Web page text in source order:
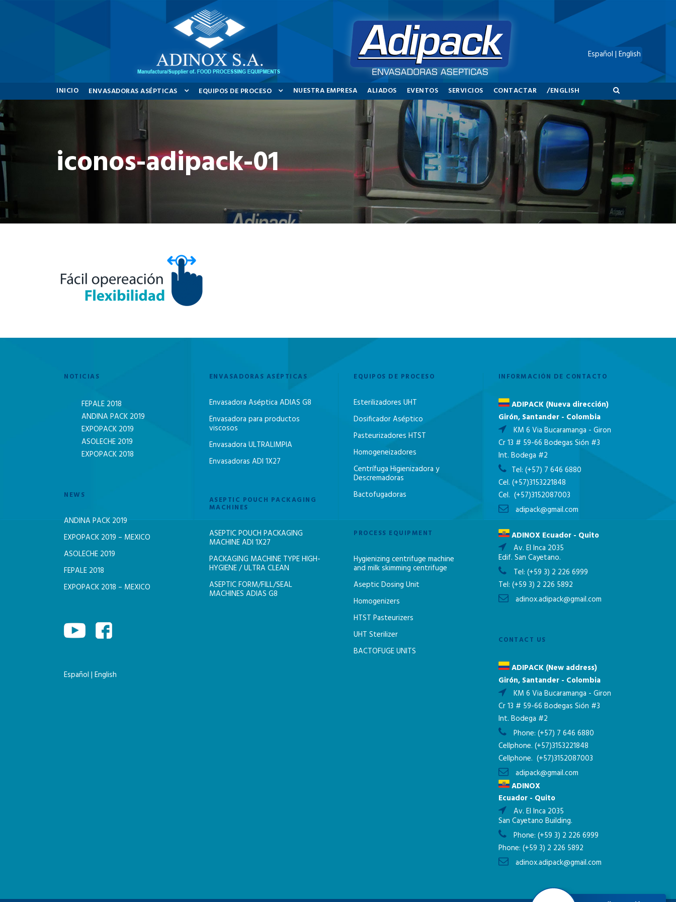
INICIO ENVASADORAS ASÉPTICAS EQUIPOS DE PROCESO NUESTRA EMPRESA ALIADOS EVENTOS SERVICIOS CONTACTAR /ENGLISH
iconos-adipack-01
NOTICIAS
FEPALE 2018
ANDINA PACK 2019
EXPOPACK 2019
ASOLECHE 2019
EXPOPACK 2018
NEWS
ANDINA PACK 2019
EXPOPACK 2019 – MEXICO
ASOLECHE 2019
FEPALE 2018
EXPOPACK 2018 – MEXICO
Español | English
Español | English
ENVASADORAS ASÉPTICAS
Envasadora Aséptica ADIAS G8
Envasadora para productos
viscosos
Envasadora ULTRALIMPIA
Envasadoras ADI 1X27
ASEPTIC POUCH PACKAGING
MACHINES
ASEPTIC POUCH PACKAGING
MACHINE ADI 1X27
PACKAGING MACHINE TYPE HIGH-
HYGIENE / ULTRA CLEAN
ASEPTIC FORM/FILL/SEAL
MACHINES ADIAS G8
EQUIPOS DE PROCESO
Esterilizadores UHT
Dosificador Aséptico
Pasteurizadores HTST
Homogeneizadores
Centrífuga Higienizadora y
Descremadoras
Bactofugadoras
PROCESS EQUIPMENT
Hygienizing centrifuge machine
and milk skimming centrifuge
Aseptic Dosing Unit
Homogenizers
HTST Pasteurizers
UHT Sterilizer
BACTOFUGE UNITS
INFORMACIÓN DE CONTACTO
ADIPACK (Nueva dirección)
Girón, Santander - Colombia
KM 6 Via Bucaramanga - Giron
Cr 13 # 59-66 Bodegas Sión #3
Int. Bodega #2
Tel: (+57) 7 646 6880
Cel. (+57)3153221848
Cel. (+57)3152087003
adipack@gmail.com
ADINOX Ecuador - Quito
Av. El Inca 2035
Edif. San Cayetano.
Tel: (+59 3) 2 226 6999
Tel: (+59 3) 2 226 5892
adinox.adipack@gmail.com
CONTACT US
ADIPACK (New address)
Girón, Santander - Colombia
KM 6 Via Bucaramanga - Giron
Cr 13 # 59-66 Bodegas Sión #3
Int. Bodega #2
Phone: (+57) 7 646 6880
Cellphone. (+57)3153221848
Cellphone. (+57)3152087003
adipack@gmail.com
ADINOX
Ecuador - Quito
Av. El Inca 2035
San Cayetano Building.
Phone: (+59 3) 2 226 6999
Phone: (+59 3) 2 226 5892
adinox.adipack@gmail.com